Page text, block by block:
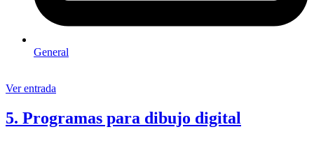
General
Ver entrada
5. Programas para dibujo digital